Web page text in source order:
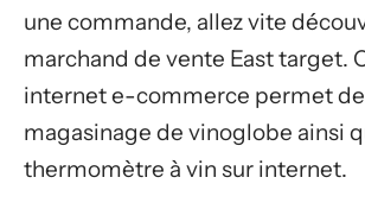
une commande, allez vite
marchand de vente East target.
internet e-commerce permet
magasinage de vinoglobe ainsi
thermomètre à vin sur internet.